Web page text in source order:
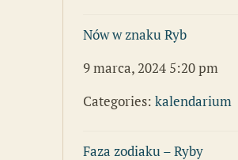
Nów w znaku Ryb
9 marca, 2024 5:20 pm
Categories: kalendarium
Faza zodiaku – Ryby